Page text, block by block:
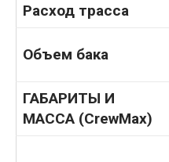
Расход трасса
Объем бака
ГАБАРИТЫ И
МАССА (CrewMax)